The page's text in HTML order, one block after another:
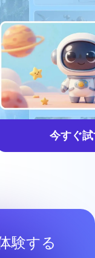
今すぐ
しよう
験する